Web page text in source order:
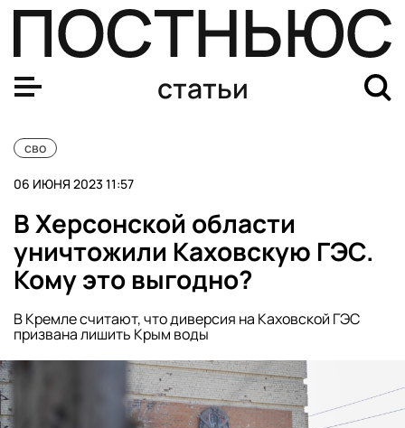
статьи
сво
06 ИЮНЯ 2023 11:57
В Херсонской области
уничтожили Каховскую ГЭС.
Кому это выгодно?
В Кремле считают, что диверсия на Каховской ГЭС
призвана лишить Крым воды
Почему Россия и Украина стали чаще обстреливать